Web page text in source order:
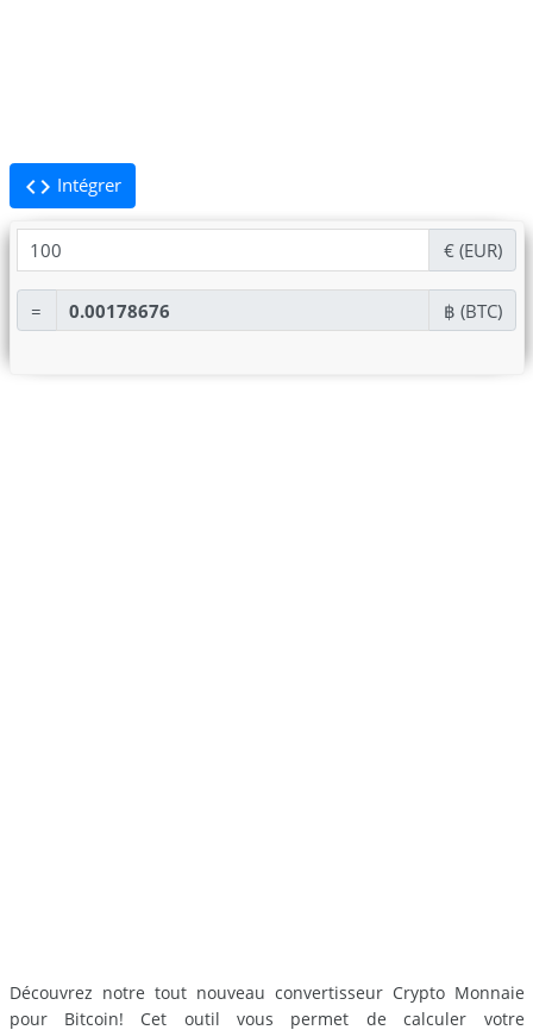
code Intégrer
€ (EUR)
= ฿ (BTC)
Découvrez notre tout nouveau convertisseur Crypto Monnaie
pour Bitcoin! Cet outil vous permet de calculer votre